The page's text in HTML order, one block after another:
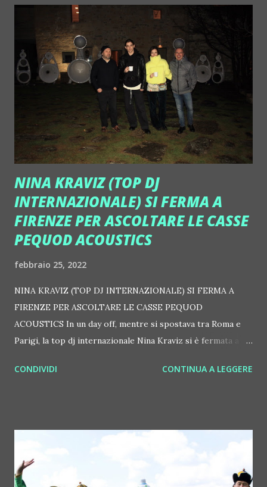
live: 9 giugno 2022 – LIGNANO , Stadio Teghil (data
zero) 13 giugno 2022 – MILANO , Stadio San Siro (SOLD
OUT) 15 giugno 2022 – TORINO , Stadio Olimpico 18
giugno 2022 – PADOVA , Stadio Euganeo 22 giugno 2022 –
FIRENZE , Stadio Artemio Franchi 25 giugno 2022 – BARI ,
Stadio Arena Della Vittoria (SOLD OUT) 28 giugno 2022 –
ROMA , Stadio Olimpico 2 luglio 2022 – IMOLA ,
Autodromo Internazionale Enzo e Dino Ferrari
NINA KRAVIZ (TOP DJ
INTERNAZIONALE) SI FERMA A
FIRENZE PER ASCOLTARE LE CASSE
PEQUOD ACOUSTICS
febbraio 25, 2022
NINA KRAVIZ (TOP DJ INTERNAZIONALE) SI FERMA A
FIRENZE PER ASCOLTARE LE CASSE PEQUOD
ACOUSTICS In un day off, mentre si spostava tra Roma e
Parigi, la top dj internazionale Nina Kraviz si è fermata a
un'eccellenza italiana che si sta facendo conoscere in club e
l'occasione di godersi una lunga demo nel verde delle
colline di Fiesole. Le casse Pequdod Acoustics, dopo
essersi fatte notare per le loro forme generose, mettono
CONDIVIDI CONTINUA A LEGGERE